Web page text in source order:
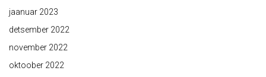
jaanuar 2023
detsember 2022
november 2022
oktoober 2022